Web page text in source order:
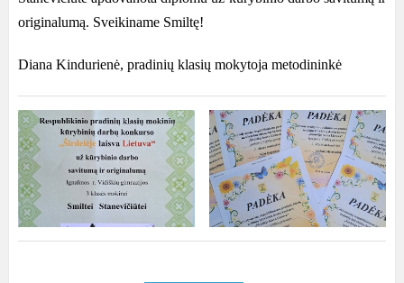
originalumą. Sveikiname Smiltę!
Diana Kindurienė, pradinių klasių mokytoja metodininkė